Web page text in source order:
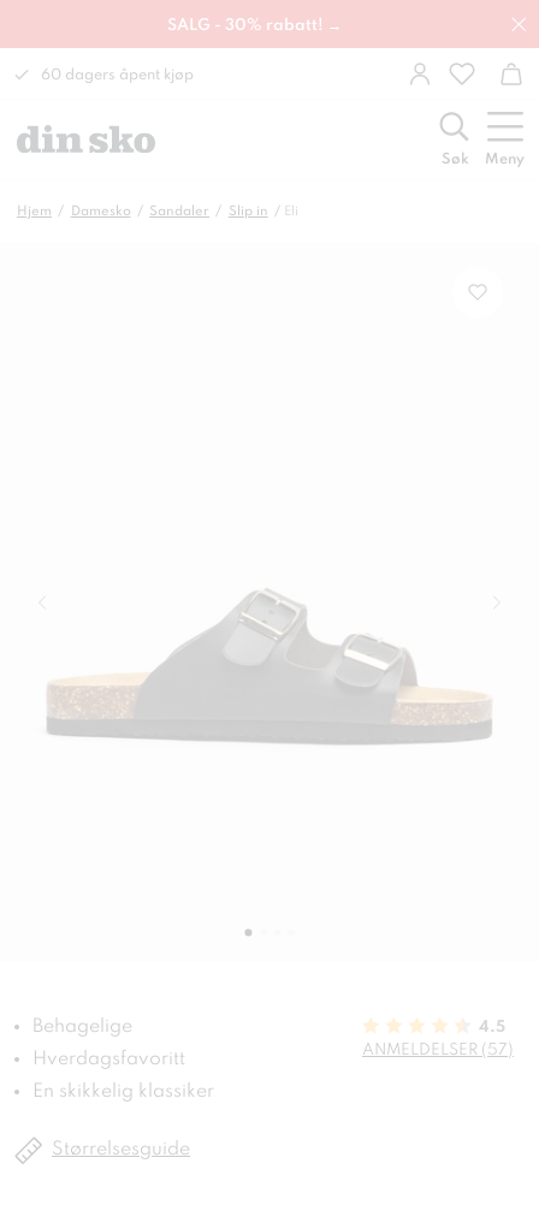
SALG - 30% rabatt! →
60 dagers åpent kjøp
Søk Meny
Hjem Damesko Sandaler Slip in Eli
Behagelige
Hverdagsfavoritt
En skikkelig klassiker
4.5
ANMELDELSER (57)
Størrelsesguide